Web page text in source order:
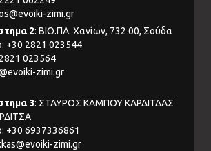
zimi.gr
2: ΒΙΟ.ΠΑ. Χανίων, 732 00, Σούδα
+30 2821 023544
023564
zimi.gr
3: ΣΤΑΥΡΟΣ ΚΑΜΠΟΥ ΚΑΡΔΙΤΔΑΣ
+30 6937336861
zimi.gr